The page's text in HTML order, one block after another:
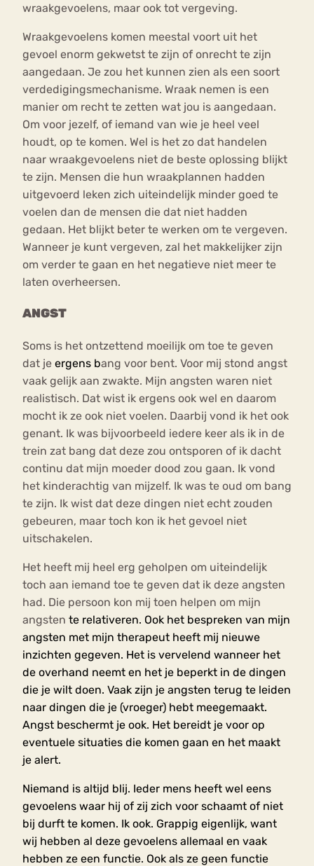
wraakgevoelens, maar ook tot vergeving.
Wraakgevoelens komen meestal voort uit het
gevoel enorm gekwetst te zijn of onrecht te zijn
aangedaan. Je zou het kunnen zien als een soort
verdedigingsmechanisme. Wraak nemen is een
manier om recht te zetten wat jou is aangedaan.
Om voor jezelf, of iemand van wie je heel veel
houdt, op te komen. Wel is het zo dat handelen
naar wraakgevoelens niet de beste oplossing blijkt
te zijn. Mensen die hun wraakplannen hadden
uitgevoerd leken zich uiteindelijk minder goed te
voelen dan de mensen die dat niet hadden
gedaan. Het blijkt beter te werken om te vergeven.
Wanneer je kunt vergeven, zal het makkelijker zijn
om verder te gaan en het negatieve niet meer te
laten overheersen.
ANGST
Soms is het ontzettend moeilijk om toe te geven
dat je ergens bang voor bent. Voor mij stond angst
vaak gelijk aan zwakte. Mijn angsten waren niet
realistisch. Dat wist ik ergens ook wel en daarom
mocht ik ze ook niet voelen. Daarbij vond ik het ook
genant. Ik was bijvoorbeeld iedere keer als ik in de
trein zat bang dat deze zou ontsporen of ik dacht
continu dat mijn moeder dood zou gaan. Ik vond
het kinderachtig van mijzelf. Ik was te oud om bang
te zijn. Ik wist dat deze dingen niet echt zouden
gebeuren, maar toch kon ik het gevoel niet
uitschakelen.
Het heeft mij heel erg geholpen om uiteindelijk
toch aan iemand toe te geven dat ik deze angsten
had. Die persoon kon mij toen helpen om mijn
angsten te relativeren. Ook het bespreken van mijn
angsten met mijn therapeut heeft mij nieuwe
inzichten gegeven. Het is vervelend wanneer het
de overhand neemt en het je beperkt in de dingen
die je wilt doen. Vaak zijn je angsten terug te leiden
naar dingen die je (vroeger) hebt meegemaakt.
Angst beschermt je ook. Het bereidt je voor op
eventuele situaties die komen gaan en het maakt
je alert.
Niemand is altijd blij. Ieder mens heeft wel eens
gevoelens waar hij of zij zich voor schaamt of niet
bij durft te komen. Ik ook. Grappig eigenlijk, want
wij hebben al deze gevoelens allemaal en vaak
hebben ze een functie. Ook als ze geen functie